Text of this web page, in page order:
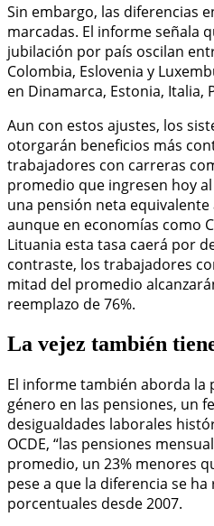
Sin embargo, las diferencias
marcadas. El informe señala
jubilación por país oscilan
Colombia, Eslovenia y
en Dinamarca, Estonia, Italia,
Aun con estos ajustes, los
otorgarán beneficios más
trabajadores con carreras
promedio que ingresen hoy
una pensión neta equivalente
aunque en economías como
Lituania esta tasa caerá por
contraste, los trabajadores
mitad del promedio
reemplazo de 76%.
La vejez también
El informe también aborda la
género en las pensiones, un
desigualdades laborales
OCDE, “las pensiones
promedio, un 23% menores
pese a que la diferencia se
porcentuales desde 2007.